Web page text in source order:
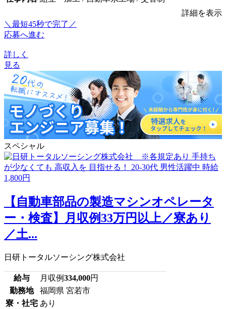
詳細を表示
＼最短45秒で完了／
応募へ進む
詳しく
見る
スペシャル
【自動車部品の製造マシンオペレータ
ー・検査】月収例33万円以上／寮あり
／土...
日研トータルソーシング株式会社
給与 月収例334,000円
勤務地
福岡県 宮若市
寮・社宅 あり